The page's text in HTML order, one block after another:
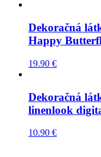
Dekoračná
Happy
19.90 €
Dekoračná
linenlook
10.90 €